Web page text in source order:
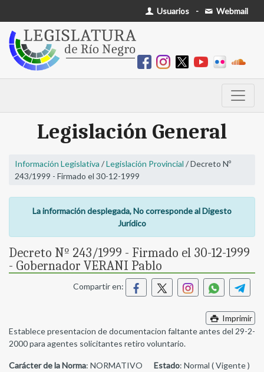
Usuarios - Webmail
Legislación General
Información Legislativa /Legislación Provincial / Decreto Nº
243/1999 - Firmado el 30-12-1999
La información desplegada, No corresponde al Digesto
Jurídico
Decreto Nº 243/1999 - Firmado el 30-12-1999
- Gobernador VERANI Pablo
Compartir en:
Imprimir
Establece presentacion de documentacion faltante antes del 29-2-
2000 para agentes solicitantes retiro voluntario.
Carácter de la Norma: NORMATIVO Estado: Normal ( Vigente )